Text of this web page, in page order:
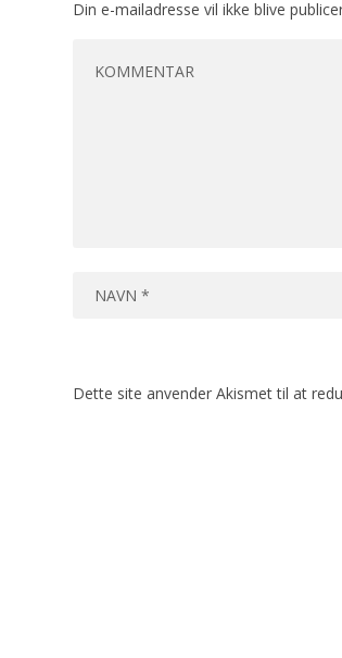
Din e-mailadresse vil ikke blive
Dette site anvender Akismet til at